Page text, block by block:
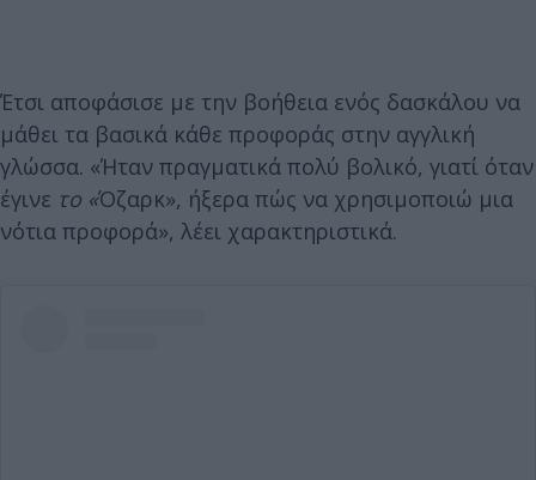
Έτσι αποφάσισε με την βοήθεια ενός δασκάλου να
μάθει τα βασικά κάθε προφοράς στην αγγλική
γλώσσα. «Ήταν πραγματικά πολύ βολικό, γιατί όταν
έγινε το «Όζαρκ», ήξερα πώς να χρησιμοποιώ μια
νότια προφορά», λέει χαρακτηριστικά.